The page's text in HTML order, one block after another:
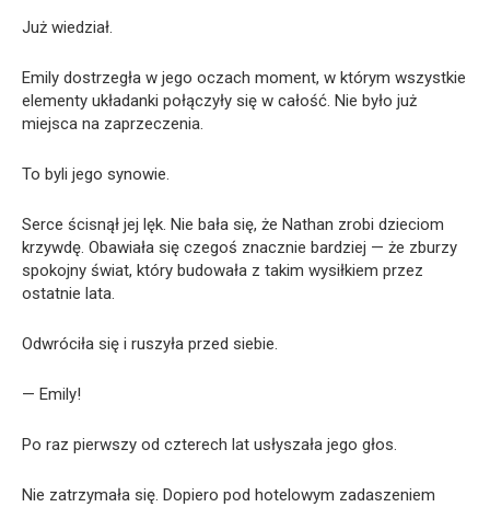
Już wiedział.
Emily dostrzegła w jego oczach moment, w którym wszystkie
elementy układanki połączyły się w całość. Nie było już
miejsca na zaprzeczenia.
To byli jego synowie.
Serce ścisnął jej lęk. Nie bała się, że Nathan zrobi dzieciom
krzywdę. Obawiała się czegoś znacznie bardziej — że zburzy
spokojny świat, który budowała z takim wysiłkiem przez
ostatnie lata.
Odwróciła się i ruszyła przed siebie.
— Emily!
Po raz pierwszy od czterech lat usłyszała jego głos.
Nie zatrzymała się. Dopiero pod hotelowym zadaszeniem